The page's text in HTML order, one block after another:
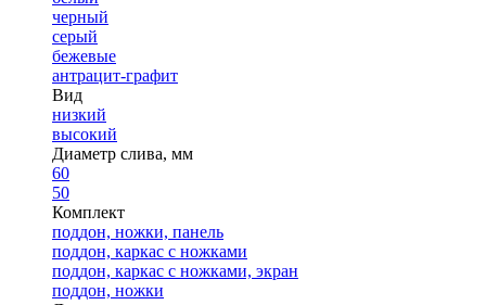
черный
серый
бежевые
антрацит-графит
Вид
низкий
высокий
Диаметр слива, мм
60
50
Комплект
поддон, ножки, панель
поддон, каркас с ножками
поддон, каркас с ножками, экран
поддон, ножки